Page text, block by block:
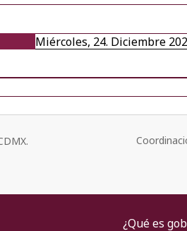
Miércoles, 24. Diciembre
¿Qué es